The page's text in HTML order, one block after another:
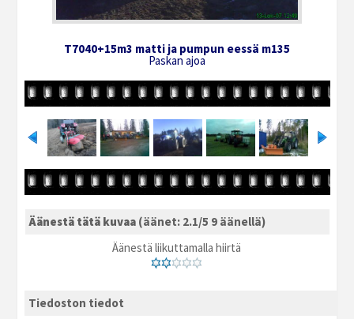
T7040+15m3 matti ja pumpun eessä m135
Paskan ajoa
Äänestä tätä kuvaa (äänet: 2.1/5 9 äänellä)
Äänestä liikuttamalla hiirtä
Tiedoston tiedot